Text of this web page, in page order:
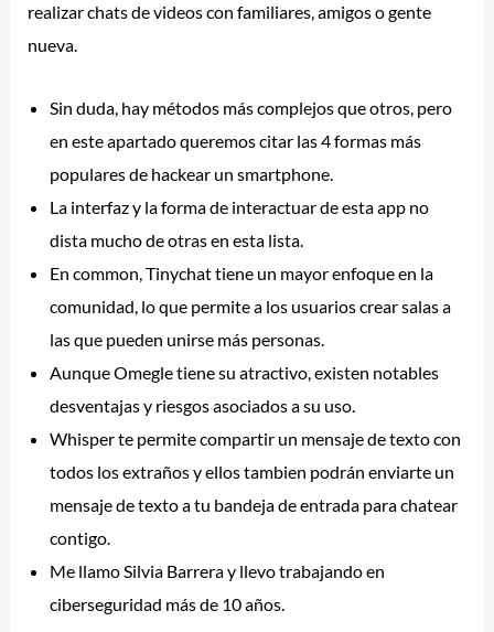
realizar chats de videos con familiares, amigos o gente
nueva.
Sin duda, hay métodos más complejos que otros, pero
en este apartado queremos citar las 4 formas más
populares de hackear un smartphone.
La interfaz y la forma de interactuar de esta app no
dista mucho de otras en esta lista.
En common, Tinychat tiene un mayor enfoque en la
comunidad, lo que permite a los usuarios crear salas a
las que pueden unirse más personas.
Aunque Omegle tiene su atractivo, existen notables
desventajas y riesgos asociados a su uso.
Whisper te permite compartir un mensaje de texto con
todos los extraños y ellos tambien podrán enviarte un
mensaje de texto a tu bandeja de entrada para chatear
contigo.
Me llamo Silvia Barrera y llevo trabajando en
ciberseguridad más de 10 años.